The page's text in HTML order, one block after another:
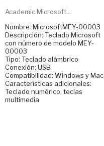
Academic Microsoft...
Nombre: MicrosoftMEY-00003
Descripción: Teclado Microsoft
con número de modelo MEY-
00003
Tipo: Teclado alámbrico
Conexión: USB
Compatibilidad: Windows y Mac
Características adicionales:
Teclado numérico, teclas
multimedia